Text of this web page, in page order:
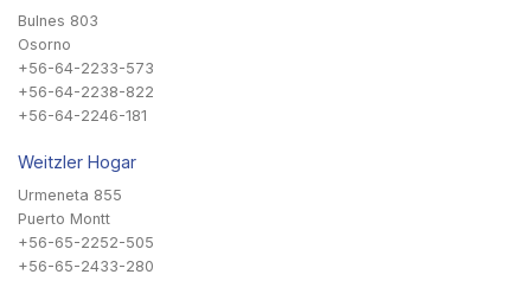
Bulnes 803
Osorno
+56-64-2233-573
+56-64-2238-822
+56-64-2246-181
Weitzler Hogar
Urmeneta 855
Puerto Montt
+56-65-2252-505
+56-65-2433-280